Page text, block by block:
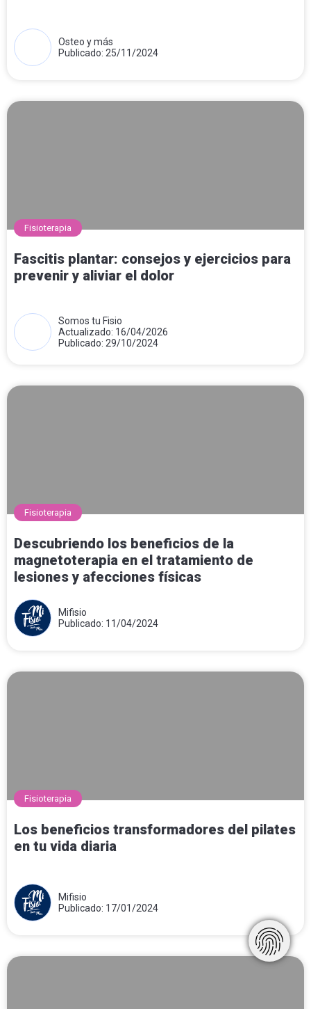
Osteo y más
Publicado: 25/11/2024
Fisioterapia
Fascitis plantar: consejos y ejercicios para
prevenir y aliviar el dolor
Somos tu Fisio
Actualizado: 16/04/2026
Publicado: 29/10/2024
Fisioterapia
Descubriendo los beneficios de la
magnetoterapia en el tratamiento de
lesiones y afecciones físicas
Mifisio
Publicado: 11/04/2024
Fisioterapia
Los beneficios transformadores del pilates
en tu vida diaria
Mifisio
Publicado: 17/01/2024